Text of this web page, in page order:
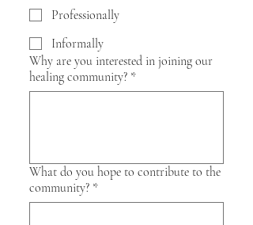
Professionally
Informally
Why are you interested in joining our
healing community? *
What do you hope to contribute to the
community? *